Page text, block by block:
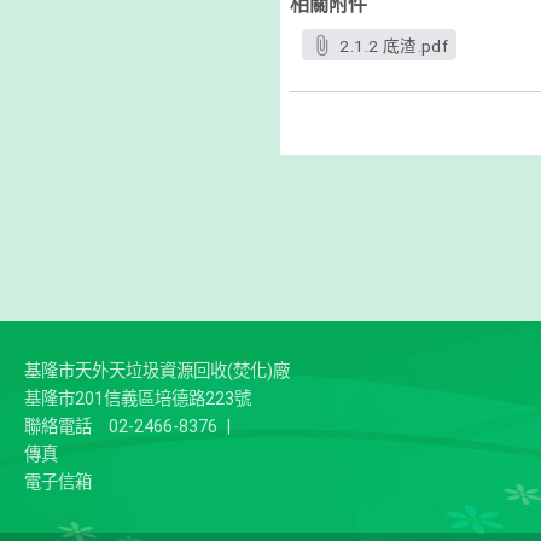
2.1.2 底渣.pdf
基隆市天外天垃圾資源回收(焚化)廠
基隆市201信義區培德路223號
聯絡電話
02-2466-8376
傳真
電子信箱